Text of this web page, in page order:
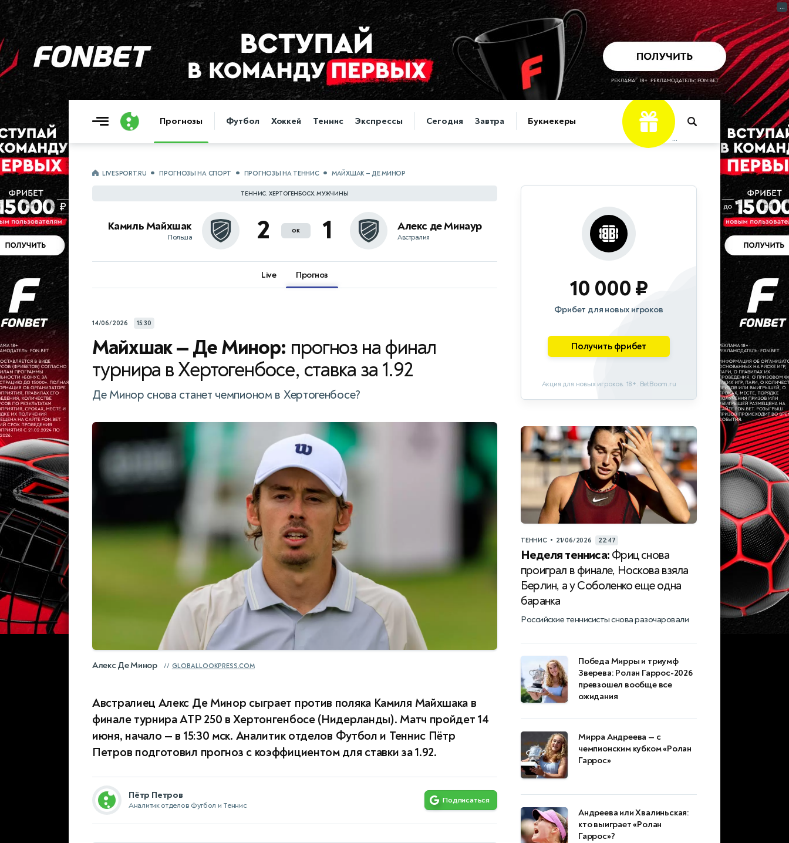
Прогнозы Футбол Хоккей Теннис Экспрессы Сегодня Завтра Букмекеры
...
LIVESPORT.RU ПРОГНОЗЫ НА СПОРТ ПРОГНОЗЫ НА ТЕННИС МАЙХШАК — ДЕ МИНОР
ТЕННИС. ХЕРТОГЕНБОСХ. МУЖЧИНЫ
Камиль Майхшак
Польша 2 ок 1 Алекс де Минаур
Австралия
Live Прогноз
14/06/2026 15:30
Майхшак — Де Минор: прогноз на финал
турнира в Хертогенбосе, ставка за 1.92
Де Минор снова станет чемпионом в Хертогенбосе?
Алекс Де Минор GLOBALLOOKPRESS.COM
Австралиец Алекс Де Минор сыграет против поляка Камиля Майхшака в
финале турнира ATP 250 в Хертонгенбосе (Нидерланды). Матч пройдет 14
июня, начало — в 15:30 мск. Аналитик отделов Футбол и Теннис Пётр
Петров подготовил прогноз с коэффициентом для ставки за 1.92.
Пётр Петров
Аналитик отделов Футбол и Теннис
Подписаться
10 000 ₽
Фрибет для новых игроков
Получить фрибет
Акция для новых игроков. 18+. BetBoom.ru
ТЕННИС • 21/06/2026 22:47
Неделя тенниса: Фриц снова
проиграл в финале, Носкова взяла
Берлин, а у Соболенко еще одна
баранка
Российские теннисисты снова разочаровали
Победа Мирры и триумф
Зверева: Ролан Гаррос-2026
превзошел вообще все
ожидания
Мирра Андреева — с
чемпионским кубком «Ролан
Гаррос»
Андреева или Хвалиньская:
кто выиграет «Ролан
Гаррос»?
...